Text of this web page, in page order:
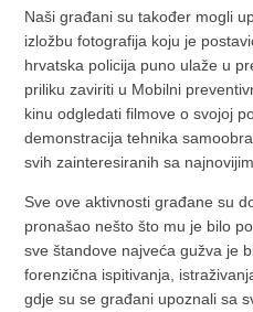
Naši građani su također mogli
izložbu fotografija koju je
hrvatska policija puno ulaže u
priliku zaviriti u Mobilni
kinu odgledati filmove o svojoj
demonstracija tehnika
svih zainteresiranih sa
Sve ove aktivnosti građane su
pronašao nešto što mu je bilo
sve štandove najveća gužva je
forenzična ispitivanja,
gdje su se građani upoznali sa